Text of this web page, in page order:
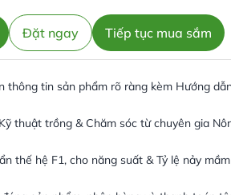
Đặt ngay Tiếp tục mua sắm
thông tin sản phẩm rõ ràng kèm Hướng
thuật trồng & Chăm sóc từ chuyên gia
thế hệ F1, cho năng suất & Tỷ lệ nảy